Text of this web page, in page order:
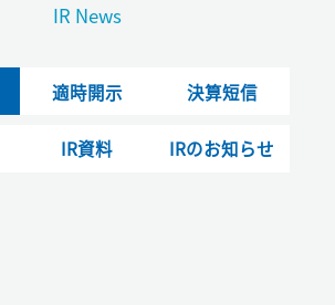
IR News
適時開示 決算短信
IR資料 IRのお知らせ